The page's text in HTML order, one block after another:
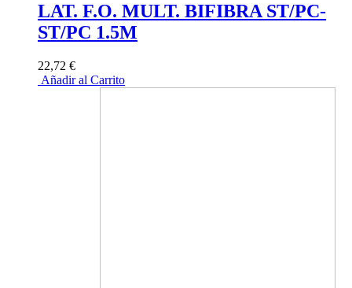
LAT. F.O. MULT. BIFIBRA ST/PC-
ST/PC 1.5M
22,72 €
Añadir al Carrito